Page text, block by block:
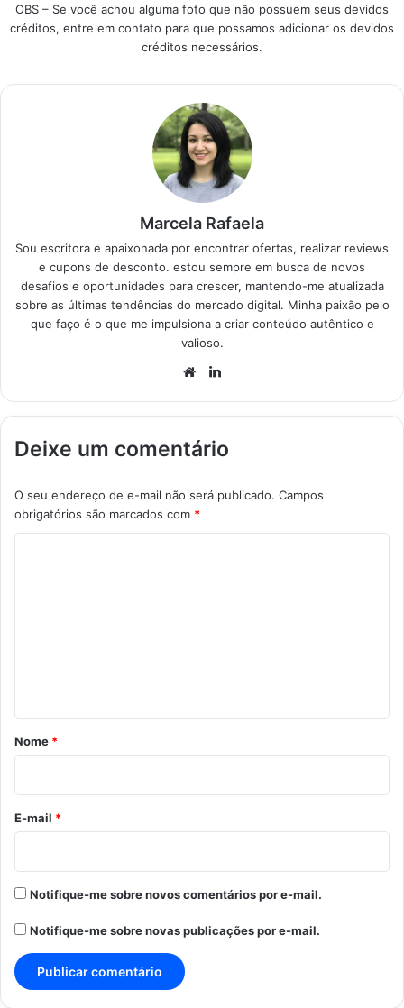
escolher a melhor
Roçadeira A…
escolher a roçadeira
ideal para suas
necessidades, seja
ou profissional.
escolher a roçadeira
OBS – Se você achou alguma foto que não possuem seus devidos
créditos, entre em contato para que possamos adicionar os devidos
créditos necessários.
Marcela Rafaela
Sou escritora e apaixonada por encontrar ofertas, realizar reviews
e cupons de desconto. estou sempre em busca de novos
desafios e oportunidades para crescer, mantendo-me atualizada
sobre as últimas tendências do mercado digital. Minha paixão pelo
que faço é o que me impulsiona a criar conteúdo autêntico e
valioso.
Website
Deixe um comentário
O seu endereço de e-mail não será publicado. Campos
obrigatórios são marcados com *
r
o
*
Nome *
E-mail *
Notifique-me sobre novos comentários por e-mail.
Notifique-me sobre novas publicações por e-mail.